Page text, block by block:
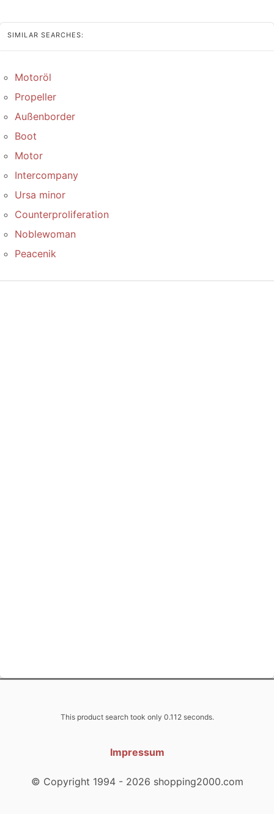
SIMILAR SEARCHES:
Motoröl
Propeller
Außenborder
Boot
Motor
Intercompany
Ursa minor
Counterproliferation
Noblewoman
Peacenik
This product search took only 0.112 seconds.
Impressum
© Copyright 1994 - 2026 shopping2000.com